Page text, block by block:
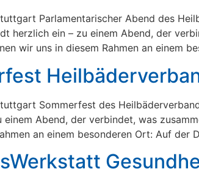
Parlamentarischer Abend des
herzlich ein – zu einem Abend, der
wir uns in diesem Rahmen an einem
Sommerfest des
einem Abend, der verbindet, was
an einem besonderen Ort: Auf